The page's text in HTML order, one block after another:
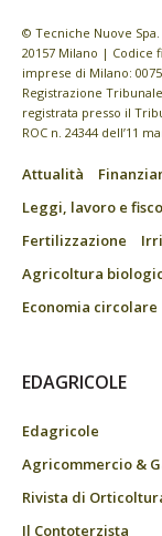
© Tecniche Nuove
20157 Milano | Codice
imprese di Milano:
Registrazione
registrata presso il
ROC n. 24344 dell’11
Attualità
Leggi, lavoro e fisco
Fertilizzazione
Agricoltura
Economia circolare
EDAGRICOLE
Edagricole
Agricommercio &
Rivista di
Il Contoterzista